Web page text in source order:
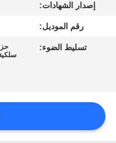
اطلب
اقتباس
إصدار الشهادات:
رقم الموديل:
تسليط الضوء: